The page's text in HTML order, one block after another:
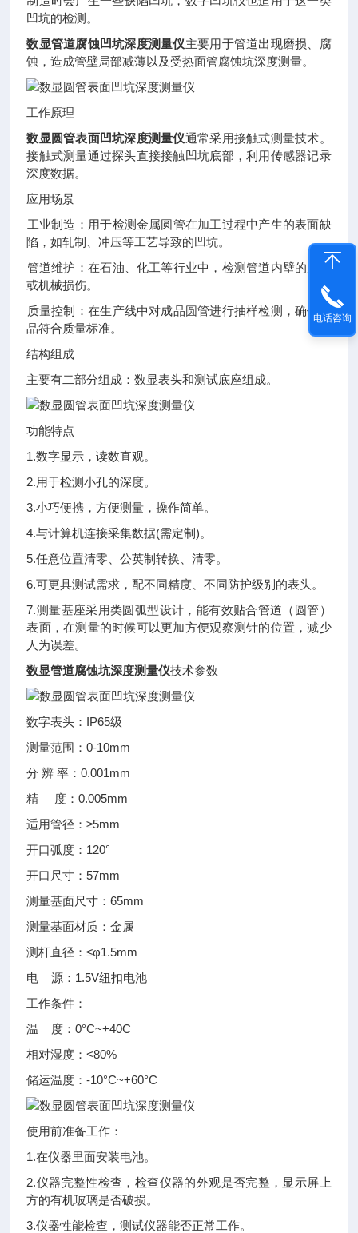
凹坑的检测。
数显管道腐蚀凹坑深度测量仪主要用于管道出现磨损、腐
蚀，造成管壁局部减薄以及受热面管腐蚀坑深度测量。
工作原理
数显圆管表面凹坑深度测量仪通常采用接触式测量技术。
接触式测量通过探头直接接触凹坑底部，利用传感器记录
深度数据。
应用场景
‌工业制造‌：用于检测金属圆管在加工过程中产生的表面缺
陷，如轧制、冲压等工艺导致的凹坑。
‌管道维护‌：在石油、化工等行业中，检测管道内壁的腐蚀
或机械损伤。
‌质量控制‌：在生产线中对成品圆管进行抽样检测，确保产
品符合质量标准。
结构组成
主要有二部分组成：数显表头和测试底座组成。
功能特点
1.数字显示，读数直观。
2.用于检测小孔的深度。
3.小巧便携，方便测量，操作简单。
4.与计算机连接采集数据(需定制)。
5.任意位置清零、公英制转换、清零。
6.可更具测试需求，配不同精度、不同防护级别的表头。
7.测量基座采用类圆弧型设计，能有效贴合管道（圆管）
表面，在测量的时候可以更加方便观察测针的位置，减少
人为误差。
数显管道腐蚀坑深度测量仪技术参数
数字表头：IP65级
测量范围：0-10mm
分 辨 率：0.001mm
精 度：0.005mm
适用管径：≥5mm
开口弧度：120°
开口尺寸：57mm
测量基面尺寸：65mm
测量基面材质：金属
测杆直径：≤φ1.5mm
电 源：1.5V纽扣电池
工作条件：
温 度：0°C~+40C
相对湿度：<80%
储运温度：-10°C~+60°C
使用前准备工作：
1.在仪器里面安装电池。
2.仪器完整性检查，检查仪器的外观是否完整，显示屏上
方的有机玻璃是否破损。
3.仪器性能检查，测试仪器能否正常工作。
电话咨询